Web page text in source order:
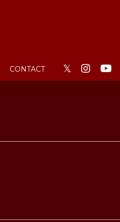
CONTACT 𝕏